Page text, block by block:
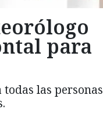
para
las personas